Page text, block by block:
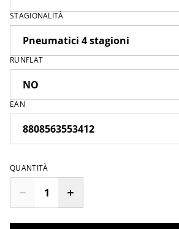
STAGIONALITÀ
RUNFLAT
EAN
QUANTITÀ